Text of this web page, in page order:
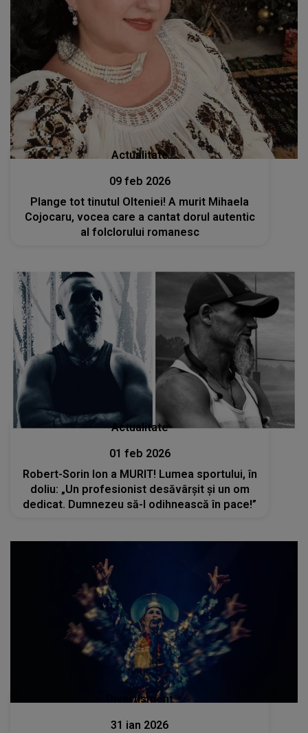
Actualitate
09 feb 2026
Plange tot tinutul Olteniei! A murit Mihaela
Cojocaru, vocea care a cantat dorul autentic
al folclorului romanesc
Actualitate
01 feb 2026
Robert-Sorin Ion a MURIT! Lumea sportului, în
doliu: „Un profesionist desăvârșit și un om
dedicat. Dumnezeu să-l odihnească în pace!”
Divertisment
31 ian 2026